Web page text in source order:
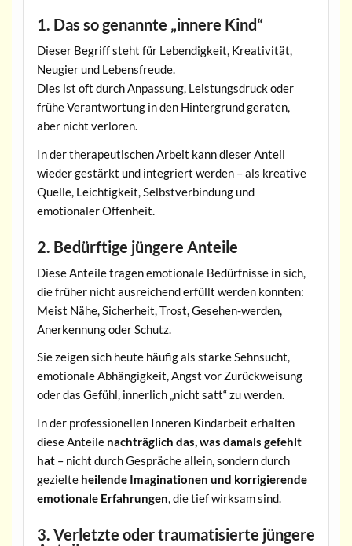
1. Das so genannte „innere Kind“
Dieser Begriff steht für Lebendigkeit, Kreativität,
Neugier und Lebensfreude.
Dies ist oft durch Anpassung, Leistungsdruck oder
frühe Verantwortung in den Hintergrund geraten,
aber nicht verloren.
In der therapeutischen Arbeit kann dieser Anteil
wieder gestärkt und integriert werden – als kreative
Quelle, Leichtigkeit, Selbstverbindung und
emotionaler Offenheit.
2. Bedürftige jüngere Anteile
Diese Anteile tragen emotionale Bedürfnisse in sich,
die früher nicht ausreichend erfüllt werden konnten:
Meist Nähe, Sicherheit, Trost, Gesehen-werden,
Anerkennung oder Schutz.
Sie zeigen sich heute häufig als starke Sehnsucht,
emotionale Abhängigkeit, Angst vor Zurückweisung
oder das Gefühl, innerlich „nicht satt“ zu werden.
In der professionellen Inneren Kindarbeit erhalten
diese Anteile nachträglich das, was damals gefehlt
hat– nicht durch Gespräche allein, sondern durch
gezielte heilende Imaginationen und korrigierende
emotionale Erfahrungen, die tief wirksam sind.
3. Verletzte oder traumatisierte jüngere